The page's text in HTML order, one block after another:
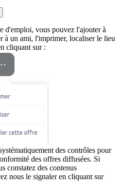
d'emploi, vous pouvez l'ajouter à
à un ami, l'imprimer, localiser le lieu
cliquant sur :
des contrôles pour
des offres diffusées. Si
constatez des contenus
nous le signaler en cliquant sur